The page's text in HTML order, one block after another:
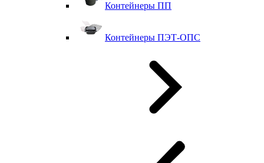
Контейнеры ПП
Контейнеры ПЭТ-ОПС